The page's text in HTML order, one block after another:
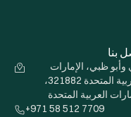
بنا
وأبو ظبي، الإمارات
العربية المتحدة 321882،
العربية المتحدة
+971 58 512 7709